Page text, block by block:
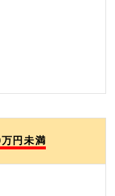
円未満